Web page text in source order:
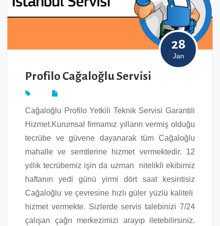
28
Jan
Profilo Cağaloğlu Servisi
Cağaloğlu Profilo Yetkili Teknik Servisi Garantili
Hizmet.Kurumsal firmamız yılların vermiş olduğu
tecrübe ve güvene dayanarak tüm Cağaloğlu
mahalle ve semtlerine hizmet vermektedir. 12
yıllık tecrübemiz işin da uzman nitelikli ekibimiz
haftanın yedi günü yirmi dört saat kesintisiz
Cağaloğlu ve çevresine hızlı güler yüzlü kaliteli
hizmet vermekte. Sizlerde servis talebinizi 7/24
çalışan çağrı merkezimizi arayıp iletebilirsiniz.